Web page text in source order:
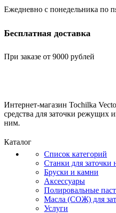
Ежедневно с понедельника по
Бесплатная доставка
При заказе от 9000 рублей
Интернет-магазин Tochilka
средства для заточки режущих
ним.
Каталог
Список категорий
Станки для заточки
Бруски и камни
Аксессуары
Полировальные
Масла (СОЖ) для
Услуги